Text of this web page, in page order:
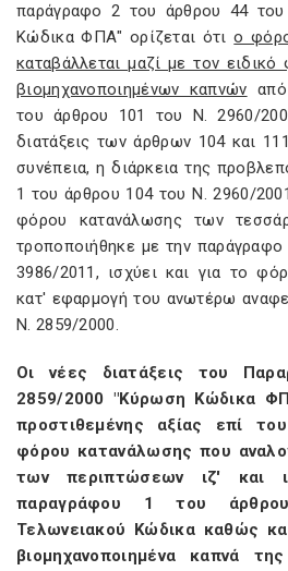
παράγραφο 2 του άρθρου 44
Κώδικα ΦΠΑ" ορίζεται ότιο
καταβάλλεται μαζί με τον
βιομηχανοποιημένων καπνών
του άρθρου 101 του Ν. 2960/
διατάξεις των άρθρων 104 και
συνέπεια, η διάρκεια της
1 του άρθρου 104 του Ν. 2960/
φόρου κατανάλωσης των
τροποποιήθηκε με την
3986/2011, ισχύει και για το
κατ' εφαρμογή του ανωτέρω
Ν. 2859/2000.
Οι νέες διατάξεις του
2859/2000 "Κύρωση Κώδικα
προστιθεμένης αξίας επί
φόρου κατανάλωσης που
των περιπτώσεων ιζ' και
παραγράφου 1 του
Τελωνειακού Κώδικα καθώς
βιομηχανοποιημένα καπνά